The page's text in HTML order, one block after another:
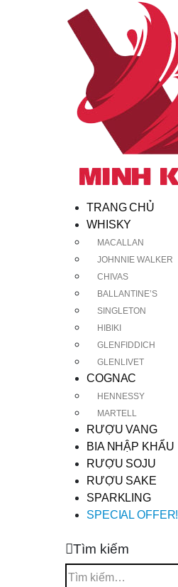
TRANG CHỦ
WHISKY
MACALLAN
JOHNNIE WALKER
CHIVAS
BALLANTINE’S
SINGLETON
HIBIKI
GLENFIDDICH
GLENLIVET
COGNAC
HENNESSY
MARTELL
RƯỢU VANG
BIA NHẬP KHẨU
RƯỢU SOJU
RƯỢU SAKE
SPARKLING
SPECIAL OFFER!
Tìm kiếm